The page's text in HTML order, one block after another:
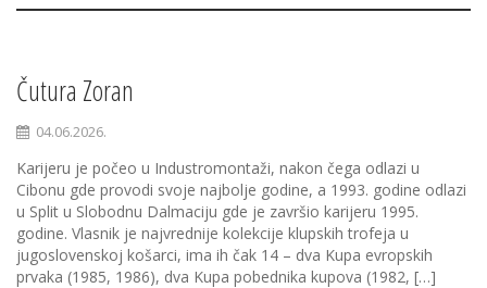
Čutura Zoran
04.06.2026.
Karijeru je počeo u Industromontaži, nakon čega odlazi u
Cibonu gde provodi svoje najbolje godine, a 1993. godine odlazi
u Split u Slobodnu Dalmaciju gde je završio karijeru 1995.
godine. Vlasnik je najvrednije kolekcije klupskih trofeja u
jugoslovenskoj košarci, ima ih čak 14 – dva Kupa evropskih
prvaka (1985, 1986), dva Kupa pobednika kupova (1982, […]